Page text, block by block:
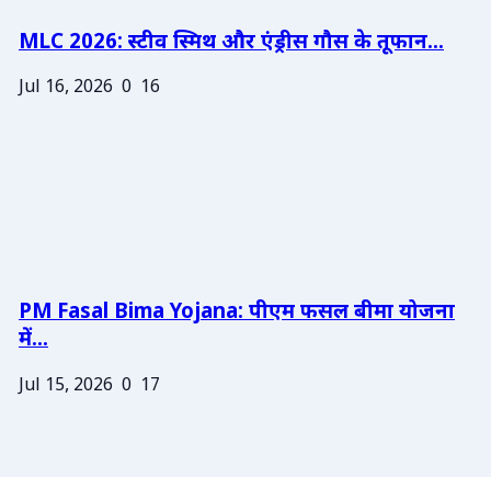
MLC 2026: स्टीव स्मिथ और एंड्रीस गौस के तूफान...
Jul 16, 2026 0 16
PM Fasal Bima Yojana: पीएम फसल बीमा योजना
में...
Jul 15, 2026 0 17